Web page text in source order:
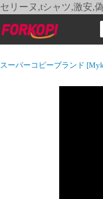
セリーヌ,tシャツ,激安,
スーパーコピーブランド